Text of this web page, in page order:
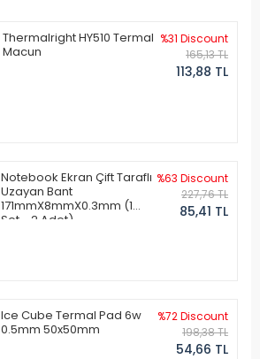
Thermalright HY510 Termal
Macun
%31 Discount
165,13 TL
113,88 TL
Notebook Ekran Çift Taraflı
Uzayan Bant
171mmX8mmX0.3mm (1
Set - 2 Adet)
%63 Discount
227,76 TL
85,41 TL
Ice Cube Termal Pad 6w
0.5mm 50x50mm
%72 Discount
198,38 TL
54,66 TL